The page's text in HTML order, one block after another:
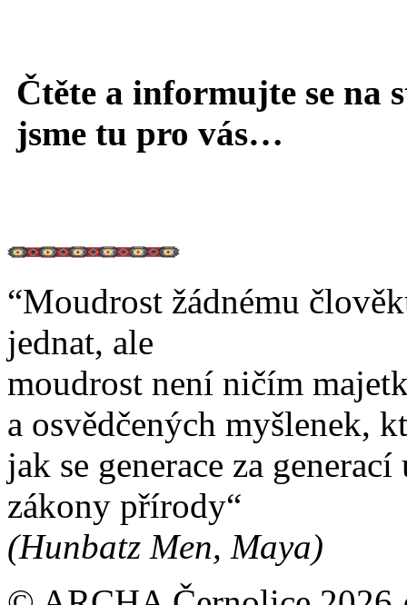
Čtěte a informujte se na
jsme tu pro vás…
“Moudrost žádnému
jednat, ale
moudrost není ničím
a osvědčených myšlenek,
jak se generace za
zákony přírody“
(Hunbatz Men, Maya)